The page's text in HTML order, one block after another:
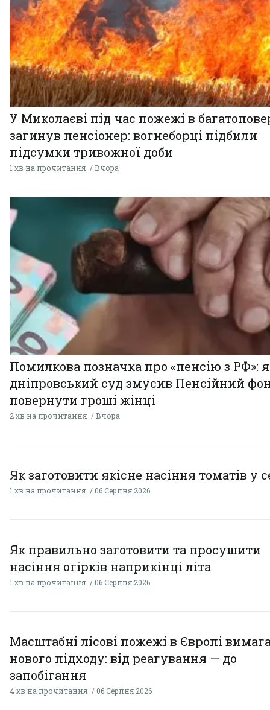
У Миколаєві під час пожежі в
загинув пенсіонер: вогнеборці підбили
підсумки тривожної доби
1 хв на прочитання Вчора
Помилкова позначка про «пенсію з РФ»:
дніпровський суд змусив Пенсійний
повернути гроші жінці
2 хв на прочитання Вчора
Як заготовити якісне насіння томатів у
1 хв на прочитання 06 Серпня 2026
Як правильно заготовити та просушити
насіння огірків наприкінці літа
1 хв на прочитання 06 Серпня 2026
Масштабні лісові пожежі в Європі
нового підходу: від реагування — до
запобігання
4 хв на прочитання 06 Серпня 2026